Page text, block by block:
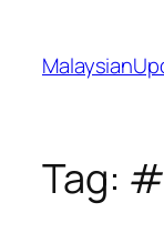
content
Tag: